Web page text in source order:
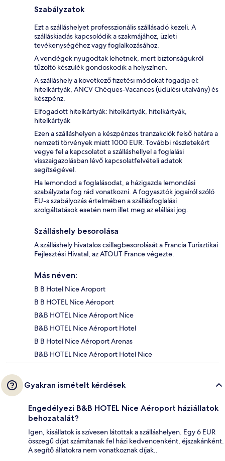
Szabályzatok
Ezt a szálláshelyet professzionális szállásadó kezeli. A
szálláskiadás kapcsolódik a szakmájához, üzleti
tevékenységéhez vagy foglalkozásához.
A vendégek nyugodtak lehetnek, mert biztonságukról
tűzoltó készülék gondoskodik a helyszínen.
A szálláshely a következő fizetési módokat fogadja el:
hitelkártyák, ANCV Chèques-Vacances (üdülési utalvány) és
készpénz.
Elfogadott hitelkártyák: hitelkártyák, hitelkártyák,
hitelkártyák
Ezen a szálláshelyen a készpénzes tranzakciók felső határa a
nemzeti törvények miatt 1000 EUR. További részletekért
vegye fel a kapcsolatot a szálláshellyel a foglalási
visszaigazolásban lévő kapcsolatfelvételi adatok
segítségével.
Ha lemondod a foglalásodat, a házigazda lemondási
szabályzata fog rád vonatkozni. A fogyasztók jogairól szóló
EU-s szabályozás értelmében a szállásfoglalási
szolgáltatások esetén nem illet meg az elállási jog.
Szálláshely besorolása
A szálláshely hivatalos csillagbesorolását a Francia Turisztikai
Fejlesztési Hivatal, az ATOUT France végezte.
Más néven:
B B Hotel Nice Aroport
B B HOTEL Nice Aéroport
B&B HOTEL Nice Aéroport Nice
B&B HOTEL Nice Aéroport Hotel
B B Hotel Nice Aéroport Arenas
B&B HOTEL Nice Aéroport Hotel Nice
Gyakran ismételt kérdések
Engedélyezi B&B HOTEL Nice Aéroport háziállatok
behozatalát?
Igen, kisállatok is szívesen látottak a szálláshelyen. Egy 6 EUR
összegű díjat számítanak fel házi kedvencenként, éjszakánként.
A segítő állatokra nem vonatkoznak díjak..